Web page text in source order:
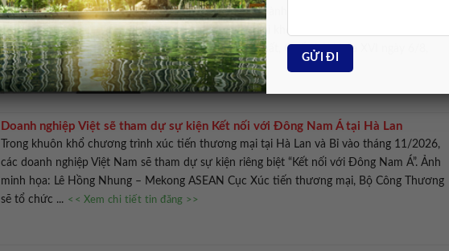
Quốc hội hôm nay thảo luận ở Tổ về việc thành lập thành phố Quảng Ninh và thành phố
Bắc Ninh. Kỳ họp không thường lệ thứ nhất, Quốc hội khóa XVI. Ảnh: Media Quốc hội
Tiếp tục chương trình kỳ họp không thường lệ thứ nhất, Quốc hội khóa XVI ngày 6/8,
buổi sáng, ... << Xem chi tiết tin đăng >>
Doanh nghiệp Việt sẽ tham dự sự kiện Kết nối với Đông Nam Á tại Hà Lan
Trong khuôn khổ chương trình xúc tiến thương mại tại Hà Lan và Bỉ vào tháng 11/2026,
các doanh nghiệp Việt Nam sẽ tham dự sự kiện riêng biệt “Kết nối với Đông Nam Á”. Ảnh
minh họa: Lê Hồng Nhung – Mekong ASEAN Cục Xúc tiến thương mại, Bộ Công Thương
sẽ tổ chức ... << Xem chi tiết tin đăng >>